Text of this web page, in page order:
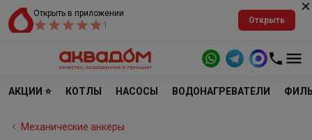
Открыть в приложении
1
Открыть
АКЦИИ ⭐ КОТЛЫ НАСОСЫ ВОДОНАГРЕВАТЕЛИ
Механические анкеры